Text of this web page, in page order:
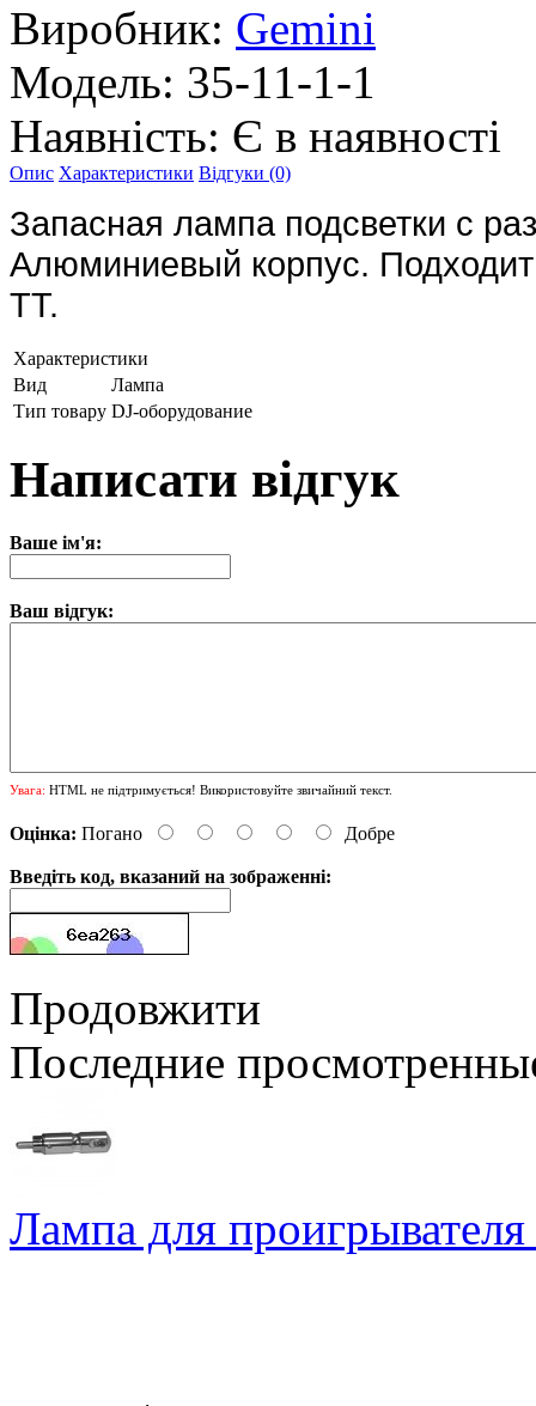
Виробник: Gemini
Модель: 35-11-1-1
Наявність: Є в наявності
Опис Характеристики Відгуки (0)
Запасная лампа подсветки с
Алюминиевый корпус.
TT.
Характеристики
Вид
Лампа
Тип товару DJ-оборудование
Написати відгук
Ваше ім'я:
Ваш відгук:
Увага: HTML не підтримується! Використовуйте звичайний текст.
Оцінка: Погано Добре
Введіть код, вказаний на зображенні:
Продовжити
Последние
Лампа для